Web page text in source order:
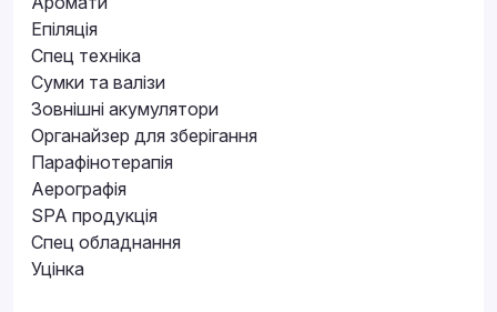
Епіляція
Спец техніка
Сумки та валізи
Зовнішні акумулятори
Органайзер для зберігання
Парафінотерапія
Аерографія
SPA продукція
Спец обладнання
Уцінка